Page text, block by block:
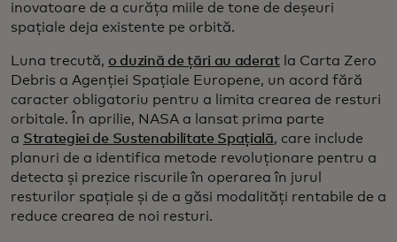
inovatoare de a curăța miile de tone de deșeuri
spațiale deja existente pe orbită.
Luna trecută, o duzină de țări au aderatla Carta Zero
Debris a Agenției Spațiale Europene, un acord fără
caracter obligatoriu pentru a limita crearea de resturi
orbitale. În aprilie, NASA a lansat prima parte
a Strategiei de Sustenabilitate Spațială, care include
planuri de a identifica metode revoluționare pentru a
detecta și prezice riscurile în operarea în jurul
resturilor spațiale și de a găsi modalități rentabile de a
reduce crearea de noi resturi.